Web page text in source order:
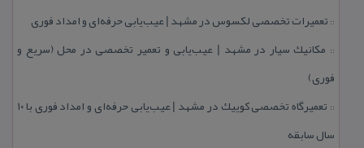
:: تعمیرات تخصصی لكسوس در مشهد | عیب‌یابی حرفه‌ای و امداد فوری
:: مكانیك سیار در مشهد | عیب‌یابی و تعمیر تخصصی در محل (سریع و
فوری)
::
تعمیرگاه تخصصی كوییك در مشهد | عیب‌یابی حرفه‌ای و امداد فوری با ۱۰
سال سابقه